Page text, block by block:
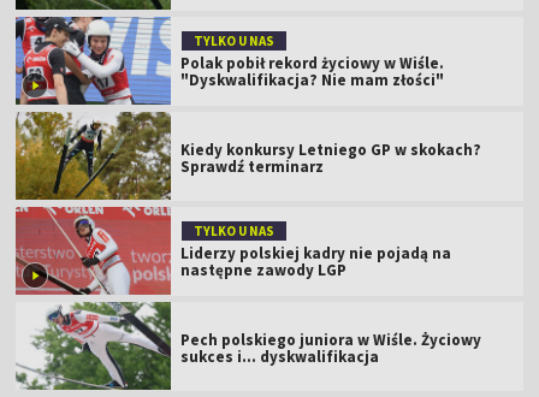
TYLKO U NAS
Polak pobił rekord życiowy w Wiśle.
"Dyskwalifikacja? Nie mam złości"
Kiedy konkursy Letniego GP w skokach?
Sprawdź terminarz
TYLKO U NAS
Liderzy polskiej kadry nie pojadą na
następne zawody LGP
Pech polskiego juniora w Wiśle. Życiowy
sukces i... dyskwalifikacja